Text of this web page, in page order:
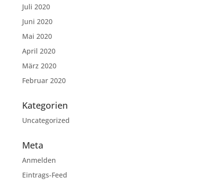
Juli 2020
Juni 2020
Mai 2020
April 2020
März 2020
Februar 2020
Kategorien
Uncategorized
Meta
Anmelden
Eintrags-Feed